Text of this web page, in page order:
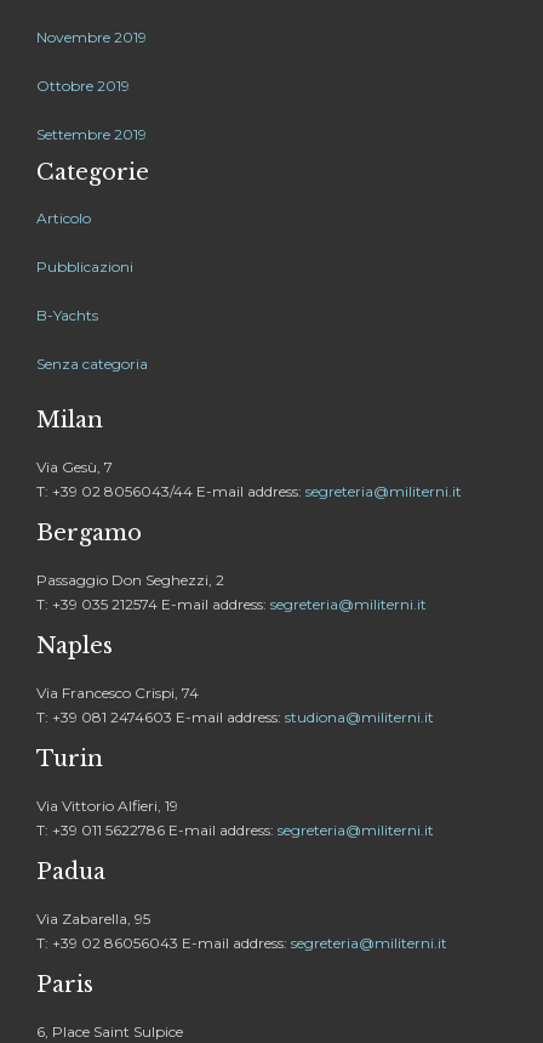
Novembre 2019
Ottobre 2019
Settembre 2019
Categorie
Articolo
Pubblicazioni
B-Yachts
Senza categoria
Milan
Via Gesù, 7
T: +39 02 8056043/44 E-mail address: segreteria@militerni.it
Bergamo
Passaggio Don Seghezzi, 2
T: +39 035 212574 E-mail address: segreteria@militerni.it
Naples
Via Francesco Crispi, 74
T: +39 081 2474603 E-mail address: studiona@militerni.it
Turin
Via Vittorio Alfieri, 19
T: +39 011 5622786 E-mail address: segreteria@militerni.it
Padua
Via Zabarella, 95
T: +39 02 86056043 E-mail address: segreteria@militerni.it
Paris
6, Place Saint Sulpice